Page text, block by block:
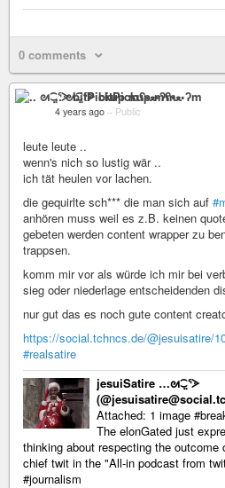
0 comments
.. ᘛ⁐̤ᕐᐷ bitPickup mʕ•ﻌ•ʔm
4 years ago – Public
leute leute ..
wenn's nich so lustig wär ..
ich tät heulen vor lachen.
die gequirlte sch*** die man sich auf
anhören muss weil es z.B. keinen
gebeten werden content wrapper zu
trappsen.
komm mir vor als würde ich mir bei
sieg oder niederlage entscheidenden
nur gut das es noch gute content
https://social.tchncs.de/@jesuisatire/
#realsatire
jesuiSatire …ᘛ⁐̤ᕐᐷ
Attached: 1 image
The elonGated just
thinking about respecting the
chief twit in the "All-in podcast from
#journalism